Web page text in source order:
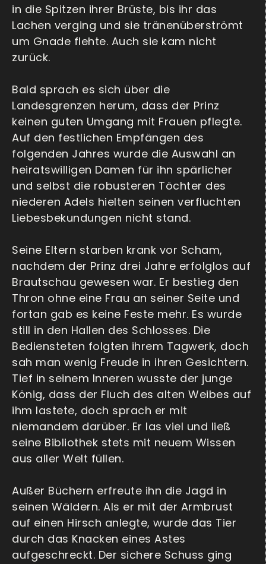
in die Spitzen ihrer Brüste, bis ihr das
Lachen verging und sie tränenüberströmt
um Gnade flehte. Auch sie kam nicht
zurück.
Bald sprach es sich über die
Landesgrenzen herum, dass der Prinz
keinen guten Umgang mit Frauen pflegte.
Auf den festlichen Empfängen des
folgenden Jahres wurde die Auswahl an
heiratswilligen Damen für ihn spärlicher
und selbst die robusteren Töchter des
niederen Adels hielten seinen verfluchten
Liebesbekundungen nicht stand.
Seine Eltern starben krank vor Scham,
nachdem der Prinz drei Jahre erfolglos auf
Brautschau gewesen war. Er bestieg den
Thron ohne eine Frau an seiner Seite und
fortan gab es keine Feste mehr. Es wurde
still in den Hallen des Schlosses. Die
Bediensteten folgten ihrem Tagwerk, doch
sah man wenig Freude in ihren Gesichtern.
Tief in seinem Inneren wusste der junge
König, dass der Fluch des alten Weibes auf
ihm lastete, doch sprach er mit
niemandem darüber. Er las viel und ließ
seine Bibliothek stets mit neuem Wissen
aus aller Welt füllen.
Außer Büchern erfreute ihn die Jagd in
seinen Wäldern. Als er mit der Armbrust
auf einen Hirsch anlegte, wurde das Tier
durch das Knacken eines Astes
aufgeschreckt. Der sichere Schuss ging